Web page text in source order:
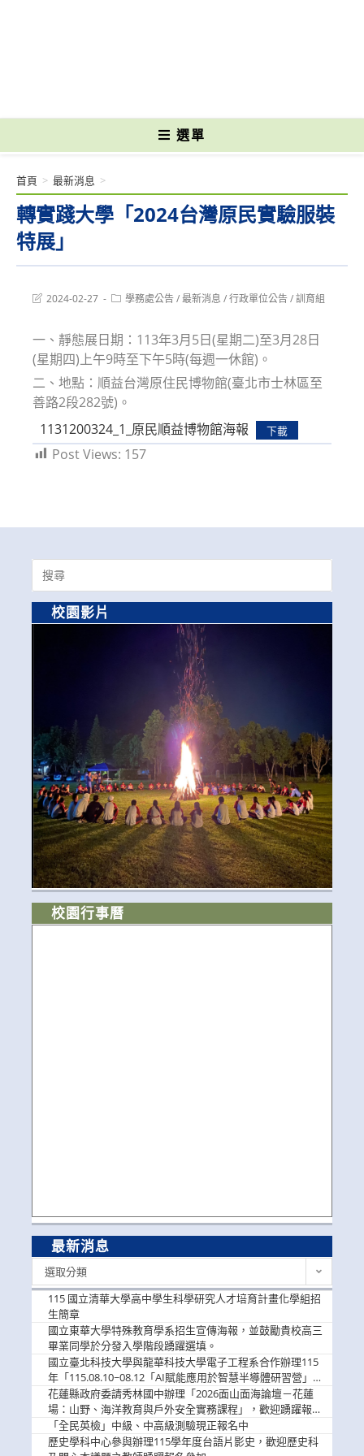
選單
轉實踐大學「2024台灣原民實驗服裝
特展」
首頁 > 最新消息 >
Post2024-02-27
Post學務處公告/最新消息 /行政單位公告/訓育組
一、靜態展日期：113年3月5日(星期二)至3月28日
(星期四)上午9時至下午5時(每週一休館)。
二、地點：順益台灣原住民博物館(臺北市士林區至
善路2段282號)。
1131200324_1_原民順益博物館海報
下載
Post Views: 157
Search
for:
校園影片
校園行事曆
最新消息
選取分類
115 國立清華大學高中學生科學研究人才培育計畫化學組招
生簡章
國立東華大學特殊教育學系招生宣傳海報，並鼓勵貴校高三
畢業同學於分發入學階段踴躍選填。
國立臺北科技大學與龍華科技大學電子工程系合作辦理115
年「115.08.10~08.12「AI賦能應用於智慧半導體研習營」，
歡迎學生踴躍報名參加
花蓮縣政府委請秀林國中辦理「2026面山面海論壇－花蓮
場：山野、海洋教育與戶外安全實務課程」，歡迎踴躍報名
參加
「全民英檢」中級、中高級測驗現正報名中
歷史學科中心參與辦理115學年度台語片影史，歡迎歷史科